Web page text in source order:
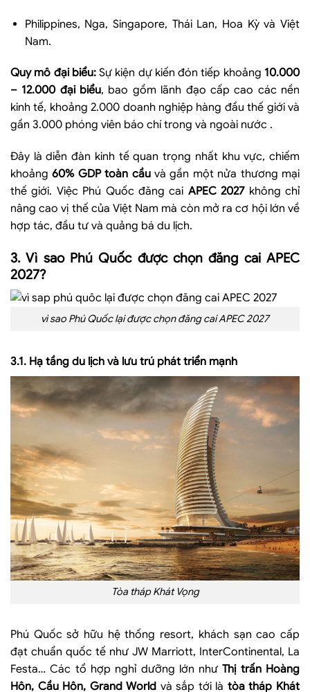
Philippines, Nga, Singapore, Thái Lan, Hoa Kỳ và Việt
Nam.
Quy mô đại biểu:Sự kiện dự kiến đón tiếp khoảng10.000
– 12.000 đại biểu, bao gồm lãnh đạo cấp cao các nền
kinh tế, khoảng 2.000 doanh nghiệp hàng đầu thế giới và
gần 3.000 phóng viên báo chí trong và ngoài nước .
Đây là diễn đàn kinh tế quan trọng nhất khu vực, chiếm
khoảng60% GDP toàn cầuvà gần một nửa thương mại
thế giới. Việc Phú Quốc đăng cai APEC 2027không chỉ
nâng cao vị thế của Việt Nam mà còn mở ra cơ hội lớn về
hợp tác, đầu tư và quảng bá du lịch.
3. Vì sao Phú Quốc được chọn đăng cai APEC
2027?
vì sao Phú Quốc lại được chọn đăng cai APEC 2027
3.1. Hạ tầng du lịch và lưu trú phát triển mạnh
Tòa tháp Khát Vọng
Phú Quốc sở hữu hệ thống resort, khách sạn cao cấp
đạt chuẩn quốc tế như JW Marriott, InterContinental, La
Festa… Các tổ hợp nghỉ dưỡng lớn nhưThị trấn Hoàng
Hôn, Cầu Hôn, Grand World và sắp tới là tòa tháp Khát